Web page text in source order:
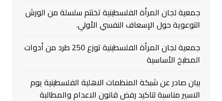
جمعية لجان المرأة الفلسطينية تختتم سلسلة من الورش
التوعوية حول الإسعاف النفسي الأولي.
جمعية لجان المرأة الفلسطينية توزع 250 طرد من أدوات
المطبخ الأساسية
بيان صادر عن شبكة المنظمات الاهلية الفلسطينية يوم
الاسير مناسبة لتاكيد رفض قانون الاعدام والمطالبة